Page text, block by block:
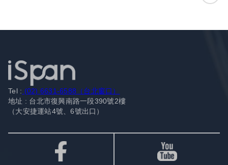
Tel : (02) 6631-6588（台北窗口）
地址 : 台北市復興南路一段390號2樓
（大安捷運站4號、6號出口）